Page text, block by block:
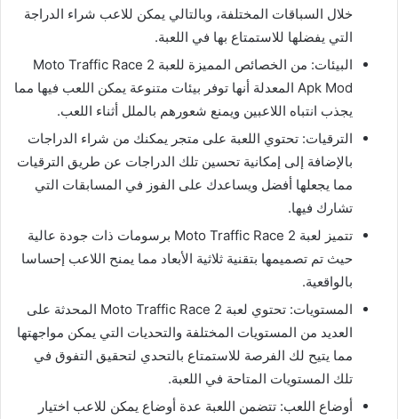
خلال السباقات المختلفة، وبالتالي يمكن للاعب شراء الدراجة
التي يفضلها للاستمتاع بها في اللعبة.
البيئات: من الخصائص المميزة للعبة Moto Traffic Race 2
Apk Mod المعدلة أنها توفر بيئات متنوعة يمكن اللعب فيها مما
يجذب انتباه اللاعبين ويمنع شعورهم بالملل أثناء اللعب.
الترقيات: تحتوي اللعبة على متجر يمكنك من شراء الدراجات
بالإضافة إلى إمكانية تحسين تلك الدراجات عن طريق الترقيات
مما يجعلها أفضل ويساعدك على الفوز في المسابقات التي
تشارك فيها.
تتميز لعبة Moto Traffic Race 2 برسومات ذات جودة عالية
حيث تم تصميمها بتقنية ثلاثية الأبعاد مما يمنح اللاعب إحساسا
بالواقعية.
المستويات: تحتوي لعبة Moto Traffic Race 2 المحدثة على
العديد من المستويات المختلفة والتحديات التي يمكن مواجهتها
مما يتيح لك الفرصة للاستمتاع بالتحدي لتحقيق التفوق في
تلك المستويات المتاحة في اللعبة.
أوضاع اللعب: تتضمن اللعبة عدة أوضاع يمكن للاعب اختيار